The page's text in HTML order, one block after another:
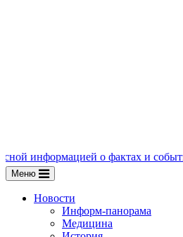
о фактах и событиях из
Меню
Новости
Информ-панорама
Медицина